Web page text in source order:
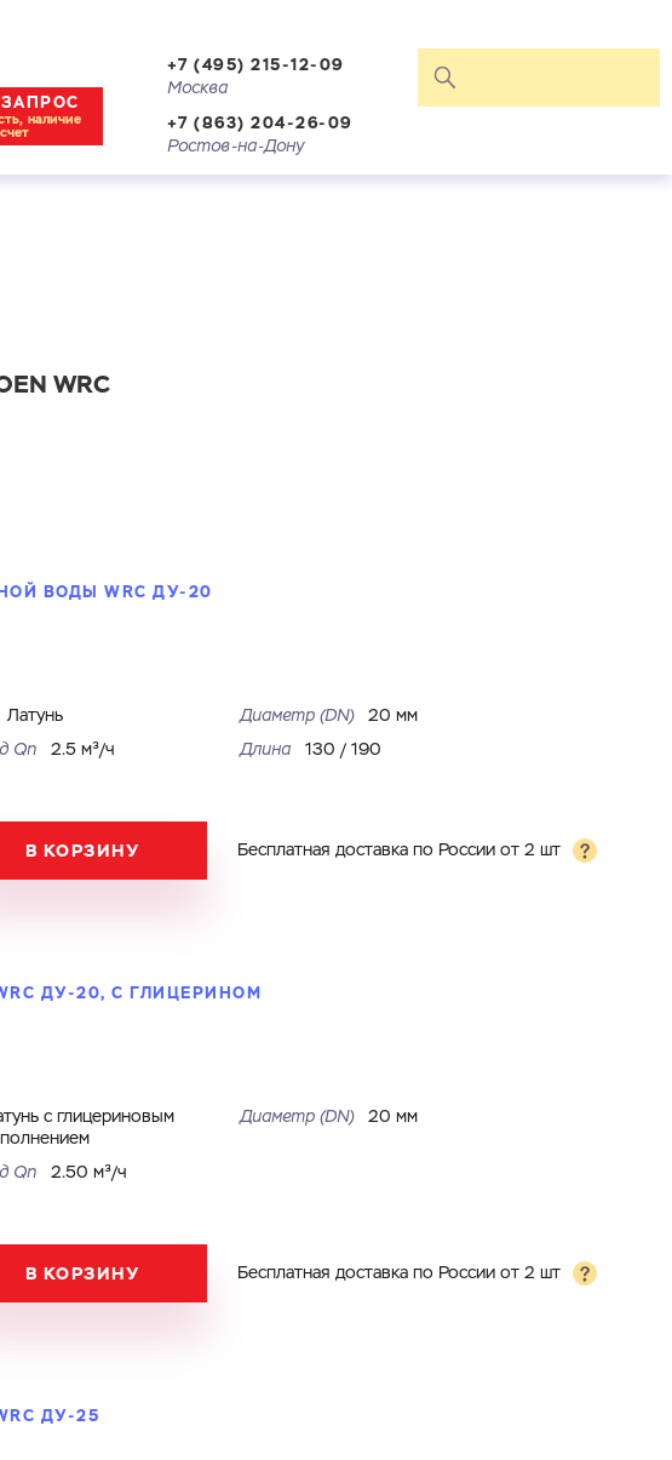
наличие
+7 (495) 215-12-09
Москва
+7 (863) 204-26-09
Ростов-на-Дону
WRC
ВОДЫ WRC ДУ-20
Латунь Диаметр (DN)
20 мм
Qn
2.5 м³/ч Длина 130 / 190
В КОРЗИНУ Бесплатная доставка по России от 2 шт
ДУ-20, C ГЛИЦЕРИНОМ
с глицериновым
Диаметр (DN) 20 мм
Qn 2.50 м³/ч
В КОРЗИНУ Бесплатная доставка по России от 2 шт
ДУ-25